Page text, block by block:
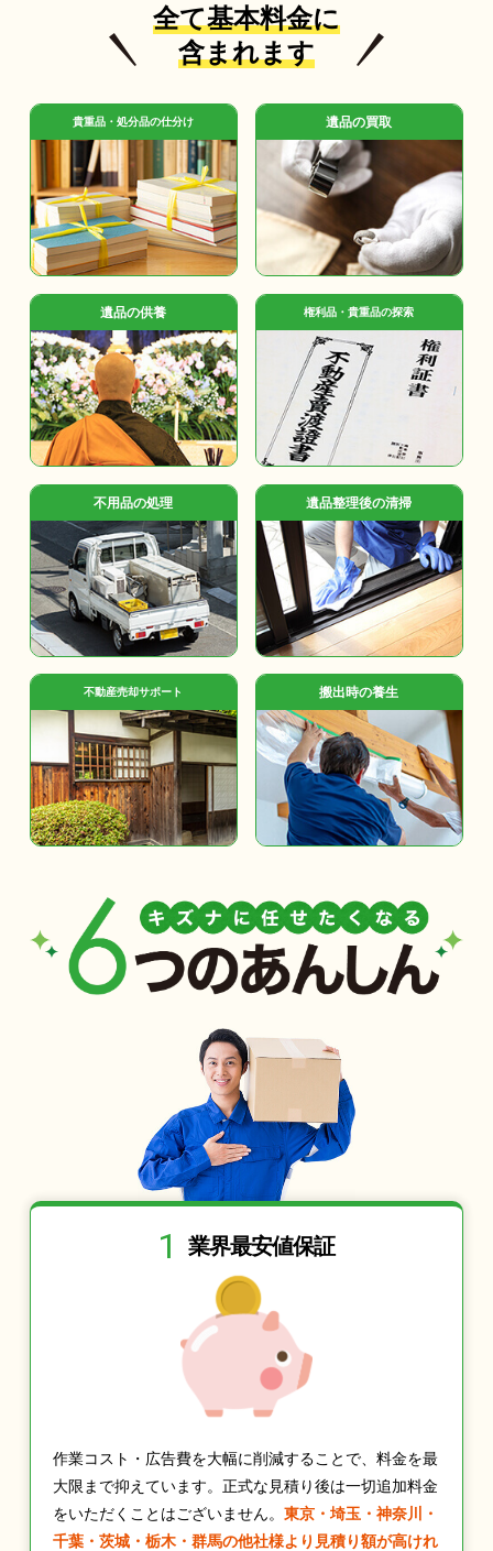
全て基本料金に
含まれます
貴重品・処分品の仕分け 遺品の買取
遺品の供養 権利品・貴重品の探索
不用品の処理 遺品整理後の清掃
不動産売却サポート 搬出時の養生
1 業界最安値保証
作業コスト・広告費を大幅に削減することで、料金を最
大限まで抑えています。正式な見積り後は一切追加料金
をいただくことはございません。 東京・埼玉・神奈川・
千葉・茨城・栃木・群馬の他社様より見積り額が高けれ